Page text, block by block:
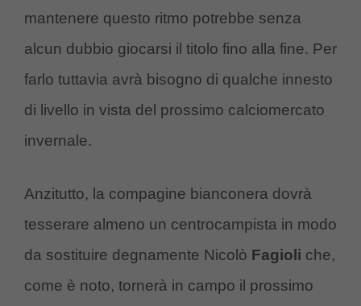
mantenere questo ritmo potrebbe senza
alcun dubbio giocarsi il titolo fino alla fine. Per
farlo tuttavia avrà bisogno di qualche innesto
di livello in vista del prossimo calciomercato
invernale.
Anzitutto, la compagine bianconera dovrà
tesserare almeno un centrocampista in modo
da sostituire degnamente Nicolò Fagioli che,
come è noto, tornerà in campo il prossimo